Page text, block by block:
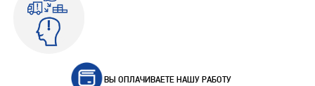
ВЫ ОПЛАЧИВАЕТЕ НАШУ РАБОТУ